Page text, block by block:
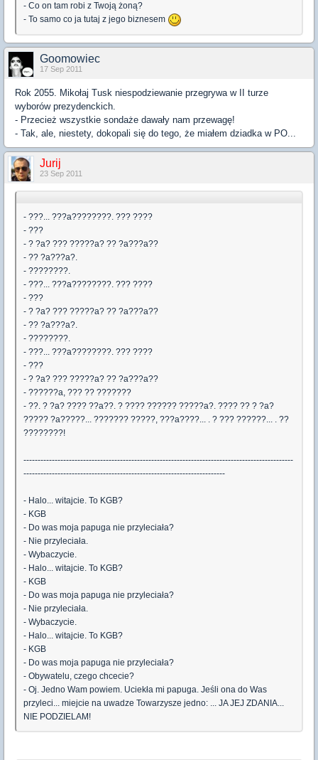
- Co on tam robi z Twoją żoną?
- To samo co ja tutaj z jego biznesem
Goomowiec
17 Sep 2011
Rok 2055. Mikołaj Tusk niespodziewanie przegrywa w II turze
wyborów prezydenckich.
- Przecież wszystkie sondaże dawały nam przewagę!
- Tak, ale, niestety, dokopali się do tego, że miałem dziadka w PO...
Jurij
23 Sep 2011
- ???... ???a????????. ??? ????
- ???
- ? ?a? ??? ?????a? ?? ?a???a??
- ?? ?a???a?.
- ????????.
- ???... ???a????????. ??? ????
- ???
- ? ?a? ??? ?????a? ?? ?a???a??
- ?? ?a???a?.
- ????????.
- ???... ???a????????. ??? ????
- ???
- ? ?a? ??? ?????a? ?? ?a???a??
- ??????a, ??? ?? ???????
- ??. ? ?a? ???? ??a??. ? ???? ?????? ?????a?. ???? ?? ? ?a?
????? ?a?????... ??????? ?????, ???a????... . ? ??? ??????... . ??
????????!
-----------------------------------------------------------------------------------------------
-----------------------------------------------------------------------
- Halo... witajcie. To KGB?
- KGB
- Do was moja papuga nie przyleciała?
- Nie przyleciała.
- Wybaczycie.
- Halo... witajcie. To KGB?
- KGB
- Do was moja papuga nie przyleciała?
- Nie przyleciała.
- Wybaczycie.
- Halo... witajcie. To KGB?
- KGB
- Do was moja papuga nie przyleciała?
- Obywatelu, czego chcecie?
- Oj. Jedno Wam powiem. Uciekła mi papuga. Jeśli ona do Was
przyleci... miejcie na uwadze Towarzysze jedno: ... JA JEJ ZDANIA...
NIE PODZIELAM!